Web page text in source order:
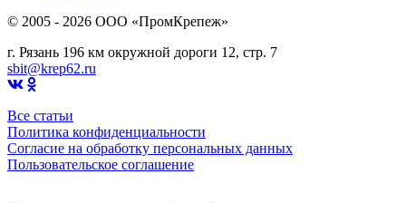
© 2005 - 2026 OOO «ПромКрепеж»
г. Рязань 196 км окружной дороги 12, стр. 7
sbit@krep62.ru
Все статьи
Политика конфиденциальности
Согласие на обработку персональных данных
Пользовательское соглашение